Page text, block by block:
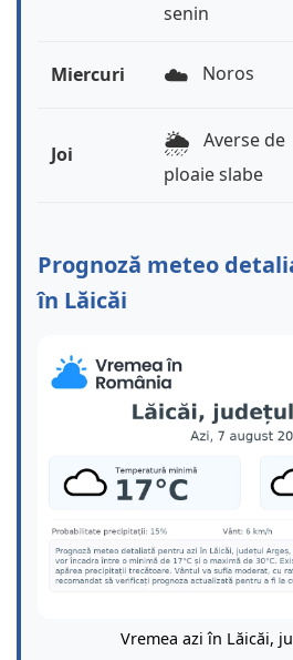
senin
Miercuri ☁️ Noros
Joi 🌦️ Averse de
ploaie slabe
Prognoză meteo
în Lăicăi
Vremea azi în Lăicăi,